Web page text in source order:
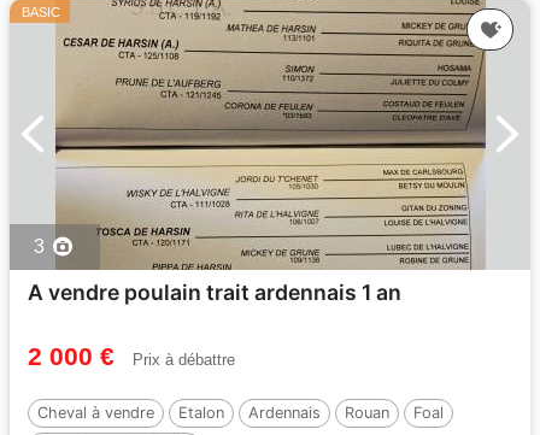
BASIC
3
A vendre poulain trait ardennais 1 an
2 000 € Prix à débattre
Cheval à vendre Etalon Ardennais Rouan
Foal